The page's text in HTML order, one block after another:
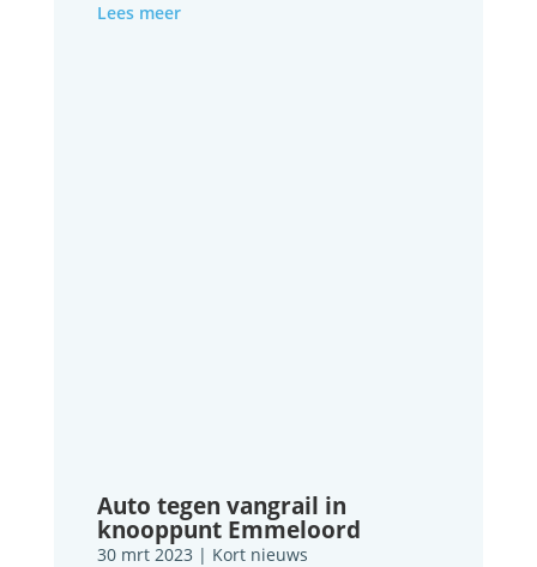
Lees meer
Auto tegen vangrail in
knooppunt Emmeloord
30 mrt 2023 | Kort nieuws